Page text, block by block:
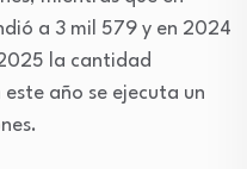
a 3 mil 579 y en 2024
la cantidad
año se ejecuta un